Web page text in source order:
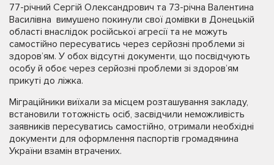
77-річний Сергій Олександрович та 73-річна Валентина
Василівна вимушено покинули свої домівки в Донецькій
області внаслідок російської агресії та не можуть
самостійно пересуватись через серйозні проблеми зі
здоров’ям. У обох відсутні документи, що посвідчують
особу й обоє через серйозні проблеми зі здоров’ям
прикуті до ліжка.
Міграційники виїхали за місцем розташування закладу,
встановили тотожність осіб, засвідчили неможливість
заявників пересуватись самостійно, отримали необхідні
документи для оформлення паспортів громадянина
України взамін втрачених.